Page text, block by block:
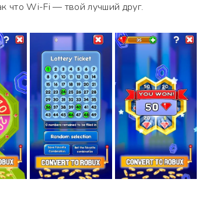
что Wi-Fi — твой лучший друг.